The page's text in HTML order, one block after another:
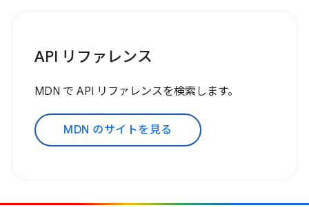
API リファレンス
MDN で API リファレンスを検索します。
MDN のサイトを見る